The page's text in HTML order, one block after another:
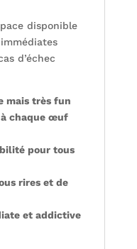
disponible
d’échec
mais très fun
chaque œuf
pour tous
rires et de
et addictive